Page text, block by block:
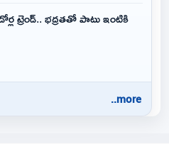
ట్రెండ్.. భద్రతతో పాటు ఇంటికి
..more